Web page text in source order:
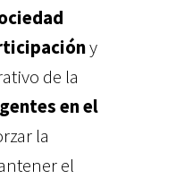
y
de la
en el
la
el